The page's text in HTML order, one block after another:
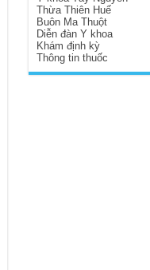
Thừa Thiên Huế
Buôn Ma Thuột
Diễn đàn Y khoa
Khám định kỳ
Thông tin thuốc